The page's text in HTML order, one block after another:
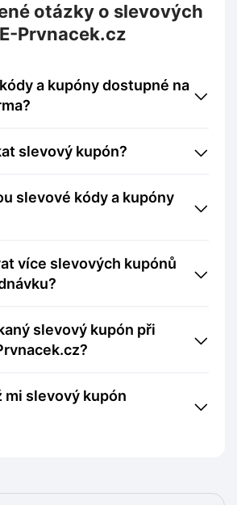
otázky o slevových
Prvnacek.cz
slevový kupón?